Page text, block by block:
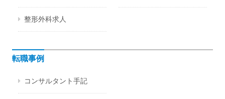
整形外科求人
転職事例
コンサルタント手記